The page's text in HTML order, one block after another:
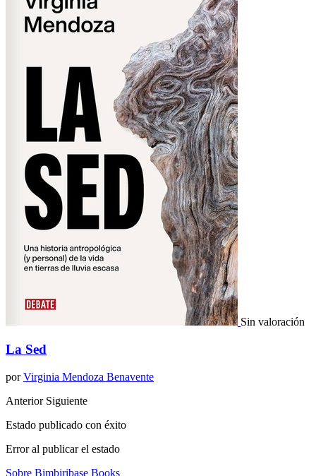
Sin valoración
La Sed
porVirginia Mendoza Benavente
Anterior Siguiente
Estado publicado con éxito
Error al publicar el estado
Sobre Bimbiribase Books